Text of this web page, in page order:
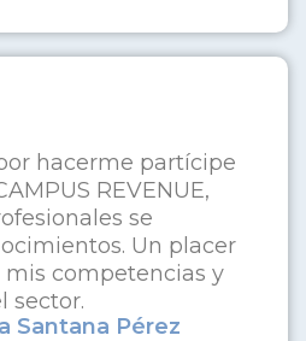
hacerme partícipe
REVENUE,
se
Un placer
competencias y
sector.
Santana Pérez